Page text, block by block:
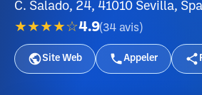
C. Salado, 24, 41010 Sevilla,
★★★★☆4.9(34 avis )
Site Web Appeler